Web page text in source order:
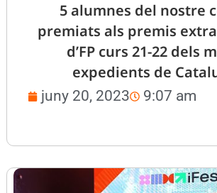
5 alumnes del nostre
premiats als premis
d’FP curs 21-22 dels
expedients de
juny 20, 2023 9:07 am